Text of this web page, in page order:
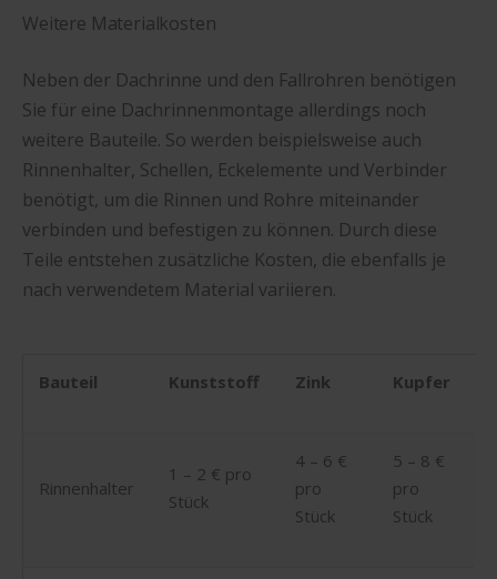
Weitere Materialkosten
Neben der Dachrinne und den Fallrohren benötigen
Sie für eine Dachrinnenmontage allerdings noch
weitere Bauteile. So werden beispielsweise auch
Rinnenhalter, Schellen, Eckelemente und Verbinder
benötigt, um die Rinnen und Rohre miteinander
verbinden und befestigen zu können. Durch diese
Teile entstehen zusätzliche Kosten, die ebenfalls je
nach verwendetem Material variieren.
Bauteil Kunststoff Zink Kupfer
Rinnenhalter
1 – 2 € pro
Stück
4 – 6 €
pro
Stück
5 – 8 €
pro
Stück